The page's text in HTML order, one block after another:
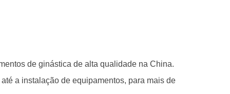
de ginástica de alta qualidade na China.
a instalação de equipamentos, para mais de